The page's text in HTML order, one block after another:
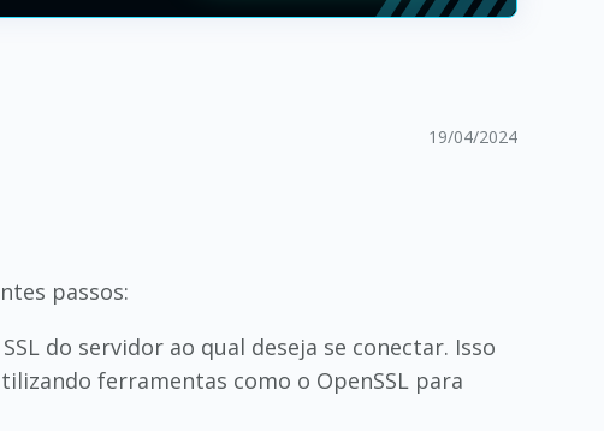
19/04/2024
passos:
do servidor ao qual deseja se conectar. Isso
ferramentas como o OpenSSL para